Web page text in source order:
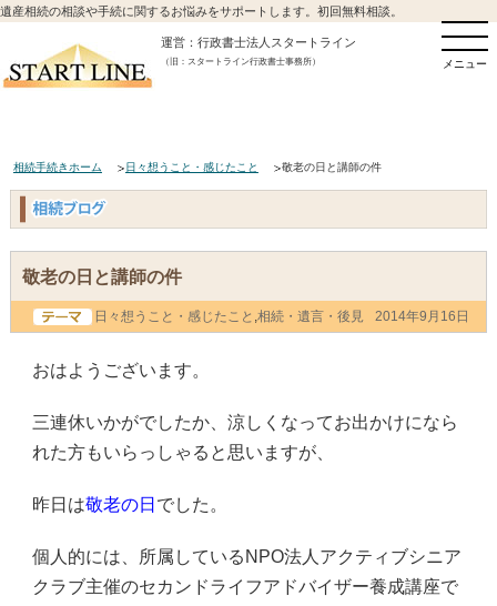
遺産相続の相談や手続に関するお悩みをサポートします。初回無料相談。
運営：行政書士法人スタートライン
（旧：スタートライン行政書士事務所） メニュー
相続手続きホーム 日々想うこと・感じたこと 敬老の日と講師の件
敬老の日と講師の件
日々想うこと・感じたこと ,相続・遺言・後見 2014年9月16日
おはようございます。
三連休いかがでしたか、涼しくなってお出かけになら
れた方もいらっしゃると思いますが、
昨日は敬老の日 でした。
個人的には、所属しているNPO法人アクティブシニア
クラブ主催のセカンドライフアドバイザー養成講座で